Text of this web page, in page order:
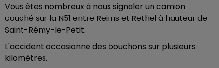
Vous êtes nombreux à nous signaler un camion
couché sur la N51 entre Reims et Rethel à hauteur de
Saint-Rémy-le-Petit.
L'accident occasionne des bouchons sur plusieurs
kilomètres.